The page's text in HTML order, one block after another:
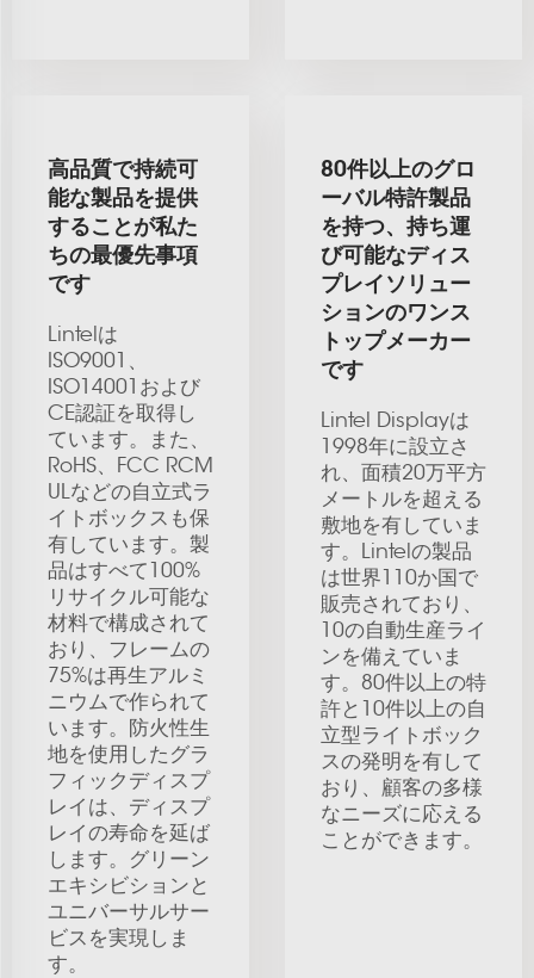
高品質で持続可
能な製品を提供
することが私た
ちの最優先事項
です
Lintelは
ISO9001、
ISO14001および
CE認証を取得し
ています。また、
RoHS、FCC RCM
ULなどの自立式ラ
イトボックスも保
有しています。製
品はすべて100%
リサイクル可能な
材料で構成されて
おり、フレームの
75%は再生アルミ
ニウムで作られて
います。防火性生
地を使用したグラ
フィックディスプ
レイは、ディスプ
レイの寿命を延ば
します。グリーン
エキシビションと
ユニバーサルサー
ビスを実現しま
す。
80件以上のグロ
ーバル特許製品
を持つ、持ち運
び可能なディス
プレイソリュー
ションのワンス
トップメーカー
です
Lintel Displayは
1998年に設立さ
れ、面積20万平方
メートルを超える
敷地を有していま
す。Lintelの製品
は世界110か国で
販売されており、
10の自動生産ライ
ンを備えていま
す。80件以上の特
許と10件以上の自
立型ライトボック
スの発明を有して
おり、顧客の多様
なニーズに応える
ことができます。